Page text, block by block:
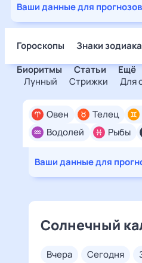
Ваши данные для прогнозов
Гороскопы Знаки зодиака
Биоритмы
Статьи
Ещё
Лунный
Стрижки Для
Овен Телец
Водолей
Рыбы
Ваши данные для
Солнечный
вчера сегодня